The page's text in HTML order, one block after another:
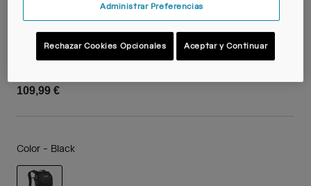
Mochila de senderismo Rim Runner™ X22
Terra
N.º de artículo38765-001-OS
109,99 €
Color - Black
Administrar Preferencias
Rechazar Cookies Opcionales Aceptar y Continuar